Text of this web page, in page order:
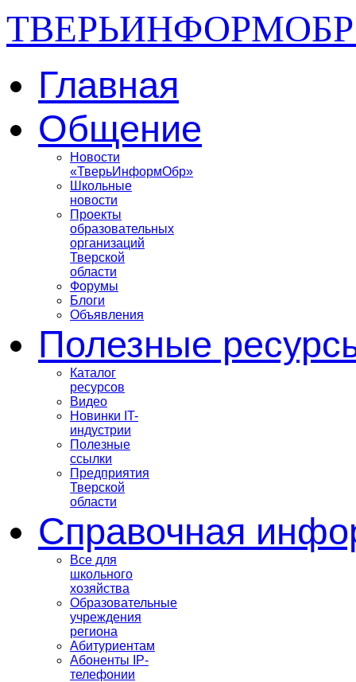
ТВЕРЬИНФОРМОБР
Главная
Общение
Новости
«ТверьИнформОбр»
Школьные
новости
Проекты
образовательных
организаций
Тверской
области
Форумы
Блоги
Объявления
Полезные
Каталог
ресурсов
Видео
Новинки IT-
индустрии
Полезные
ссылки
Предприятия
Тверской
области
Справочная
Все для
школьного
хозяйства
Образовательные
учреждения
региона
Абитуриентам
Абоненты IP-
телефонии